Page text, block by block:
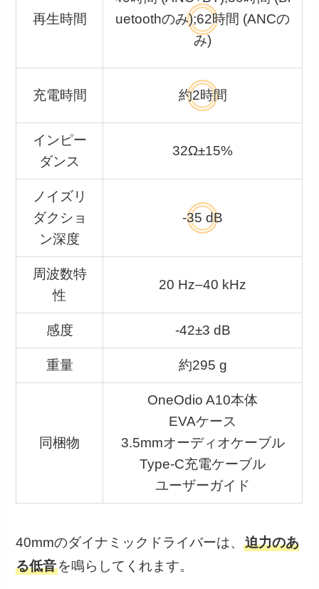
再生時間
uetoothのみ);62時間 (ANCの
み)
充電時間 約2時間
インピー
ダンス
32Ω±15%
ノイズリ
ダクショ
ン深度
-35 dB
周波数特
性
20 Hz–40 kHz
感度 -42±3 dB
重量 約295 g
同梱物
OneOdio A10本体
EVAケース
3.5mmオーディオケーブル
Type-C充電ケーブル
ユーザーガイド
40mmのダイナミックドライバーは、迫力のあ
る低音を鳴らしてくれます。